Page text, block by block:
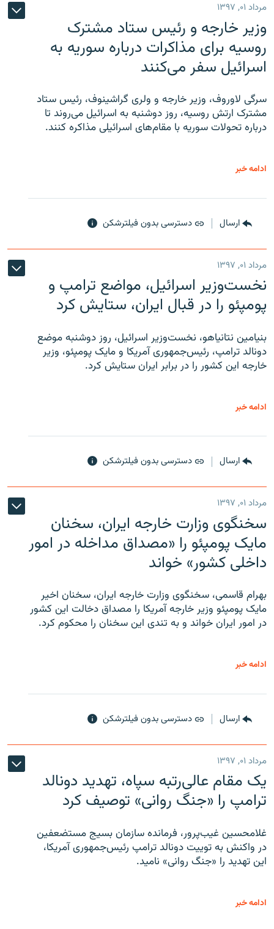
مرداد ۰۱, ۱۳۹۷
وزیر خارجه و رئیس‌ ستاد مشترک
روسیه برای مذاکرات درباره سوریه به
اسرائیل سفر می‌کنند
سرگی لاوروف، وزیر خارجه و ولری گراشینوف، رئیس ستاد
مشترک ارتش روسیه، روز دوشنبه به اسرائیل می‌روند تا
درباره تحولات سوریه با مقام‌های اسرائیلی مذاکره کنند.
ادامه خبر
ارسال دسترسی بدون فیلترشکن
مرداد ۰۱, ۱۳۹۷
نخست‌وزیر اسرائیل، مواضع ترامپ و
پومپئو را در قبال ایران، ستایش کرد
بنیامین نتانیاهو، نخست‌وزیر اسرائیل، روز دوشنبه موضع
دونالد ترامپ، رئیس‌جمهوری آمریکا و مایک پومپئو، وزیر
خارجه این کشور را در برابر ایران ستایش کرد.
ادامه خبر
ارسال دسترسی بدون فیلترشکن
مرداد ۰۱, ۱۳۹۷
سخنگوی وزارت خارجه ایران، سخنان
مایک پومپئو را «مصداق مداخله در امور
داخلی کشور» خواند
بهرام قاسمی، سخنگوی وزارت خارجه ایران، سخنان اخیر
مایک پومپئو وزیر خارجه آمریکا را مصداق دخالت این کشور
در امور ایران خواند و به تندی این سخنان را محکوم کرد.
ادامه خبر
ارسال دسترسی بدون فیلترشکن
مرداد ۰۱, ۱۳۹۷
یک مقام عالی‌رتبه سپاه، تهدید دونالد
ترامپ را «جنگ روانی» توصیف کرد
غلامحسین غیب‌پرور، فرمانده سازمان بسیج مستضعفین
در واکنش به توییت دونالد ترامپ رئیس‌جمهوری آمریکا،
این تهدید را «جنگ روانی» نامید.
ادامه خبر